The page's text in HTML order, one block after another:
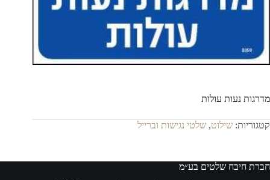
מדרגות נעות עולות
קטגוריות: שילוט, שלטי נגישות וברייל
חברת חיבח שלטים בע״מ